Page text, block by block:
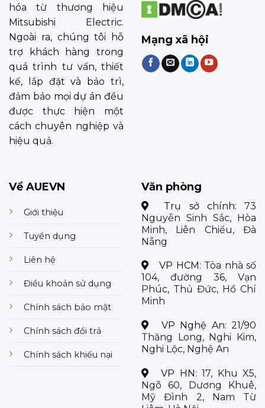
hóa từ thương hiệu
Mitsubishi Electric.
Ngoài ra, chúng tôi hỗ
trợ khách hàng trong
quá trình tư vấn, thiết
kế, lắp đặt và bảo trì,
đảm bảo mọi dự án đều
được thực hiện một
cách chuyên nghiệp và
hiệu quả.
Mạng xã hội
Về AUEVN
Giới thiệu
Tuyển dụng
Liên hệ
Điều khoản sử dụng
Chính sách bảo mật
Chính sách đổi trả
Chính sách khiếu nại
Văn phòng
Trụ sở chính: 73
Nguyễn Sinh Sắc, Hòa
Minh, Liên Chiểu, Đà
Nẵng
VP HCM: Tòa nhà số
104, đường 36, Vạn
Phúc, Thủ Đức, Hồ Chí
Minh
VP Nghệ An: 21/90
Thăng Long, Nghi Kim,
Nghi Lộc, Nghệ An
VP HN:17, Khu X5,
Ngõ 60, Dương Khuê,
Mỹ Đình 2, Nam Từ